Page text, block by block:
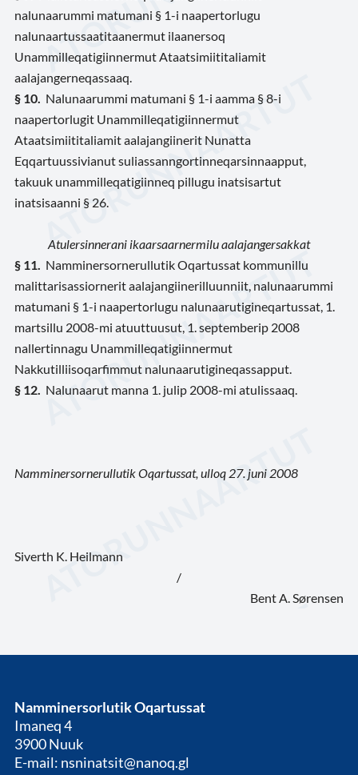
nalunaarummi matumani § 1-i naapertorlugu
nalunaartussaatitaanermut ilaanersoq
Unammilleqatigiinnermut Ataatsimiititaliamit
aalajangerneqassaaq.
§ 10. Nalunaarummi matumani § 1-i aamma § 8-i
naapertorlugit Unammilleqatigiinnermut
Ataatsimiititaliamit aalajangiinerit Nunatta
Eqqartuussivianut suliassanngortinneqarsinnaapput,
takuuk unammilleqatigiinneq pillugu inatsisartut
inatsisaanni § 26.
Atulersinnerani ikaarsaarnermilu aalajangersakkat
§ 11.
Namminersornerullutik Oqartussat kommunillu
malittarisassiornerit aalajangiinerilluunniit, nalunaarummi
matumani § 1-i naapertorlugu nalunaarutigineqartussat, 1.
martsillu 2008-mi atuuttuusut, 1. septemberip 2008
nallertinnagu Unammilleqatigiinnermut
Nakkutilliisoqarfimmut nalunaarutigineqassapput.
§ 12. Nalunaarut manna 1. julip 2008-mi atulissaaq.
Namminersornerullutik Oqartussat, ulloq 27. juni 2008
Siverth K. Heilmann
/
Bent A. Sørensen
Namminersorlutik Oqartussat
Imaneq 4
3900 Nuuk
E-mail: nsninatsit@nanoq.gl